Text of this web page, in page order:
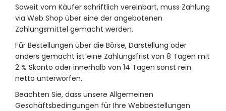
Soweit vom Käufer schriftlich vereinbart, muss Zahlung
via Web Shop über eine der angebotenen
Zahlungsmittel gemacht werden.
Für Bestellungen über die Börse, Darstellung oder
anders gemacht ist eine Zahlungsfrist von 8 Tagen mit
2 % Skonto oder innerhalb von 14 Tagen sonst rein
netto unterworfen.
Beachten Sie, dass unsere Allgemeinen
Geschäftsbedingungen für Ihre Webbestellungen